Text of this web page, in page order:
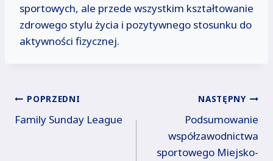
sportowych, ale przede wszystkim kształtowanie
zdrowego stylu życia i pozytywnego stosunku do
aktywności fizycznej.
Nawigacja
wpisu
POPRZEDNI
Family Sunday League
NASTĘPNY
Podsumowanie
współzawodnictwa
sportowego Miejsko-